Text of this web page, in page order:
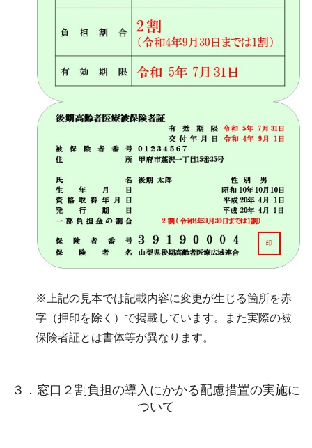
※上記の見本では記載内容に変更が生じる箇所を赤
字（押印を除く）で掲載しています。また実際の被
保険者証とは書体等が異なります。
３．窓口２割負担の導入にかかる配慮措置の実施に
ついて